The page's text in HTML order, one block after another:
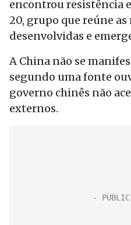
encontrou resistência
20, grupo que reúne
desenvolvidas e
A China não se
segundo uma fonte
governo chinês não
externos.